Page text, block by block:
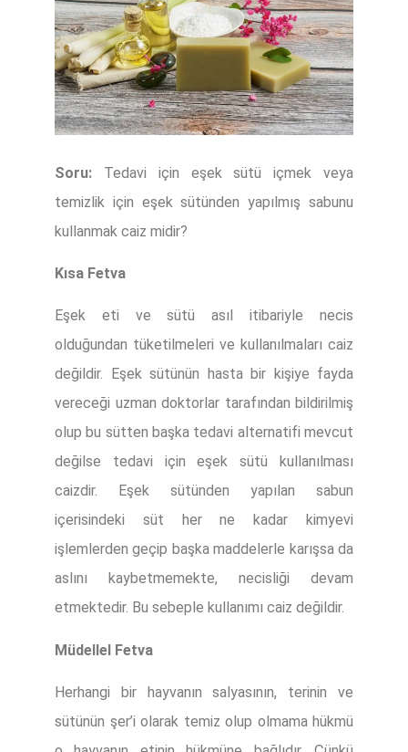
Soru: Tedavi için eşek sütü içmek veya
temizlik için eşek sütünden yapılmış sabunu
kullanmak caiz midir?
Kısa Fetva
Eşek eti ve sütü asıl itibariyle necis
olduğundan tüketilmeleri ve kullanılmaları caiz
değildir. Eşek sütünün hasta bir kişiye fayda
vereceği uzman doktorlar tarafından bildirilmiş
olup bu sütten başka tedavi alternatifi mevcut
değilse tedavi için eşek sütü kullanılması
caizdir. Eşek sütünden yapılan sabun
içerisindeki süt her ne kadar kimyevi
işlemlerden geçip başka maddelerle karışsa da
aslını kaybetmemekte, necisliği devam
etmektedir. Bu sebeple kullanımı caiz değildir.
Müdellel Fetva
Herhangi bir hayvanın salyasının, terinin ve
sütünün şer’i olarak temiz olup olmama hükmü